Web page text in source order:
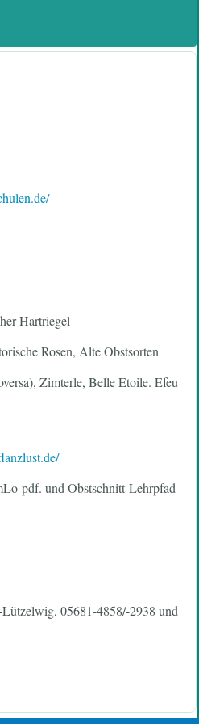
Hartriegel
Rosen, Alte Obstsorten
Zimterle, Belle Etoile. Efeu
pdf. und Obstschnitt-Lehrpfad
05681-4858/-2938 und